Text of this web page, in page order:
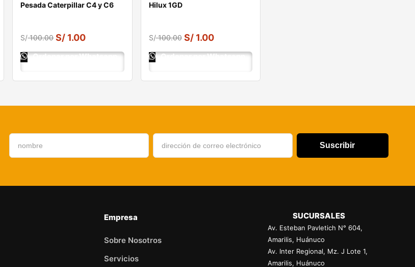
Pesada Caterpillar C4 y C6
S/100.00 S/ 1.00
Ordenar por Whatsapp
Hilux 1GD
S/100.00 S/1.00
Ordenar por Whatsapp
Suscribir
Empresa
Sobre Nosotros
Servicios
SUCURSALES
Av. Esteban Pavletich N° 604,
Amarilis, Huánuco
Av. Inter Regional, Mz. J Lote 1,
Amarilis, Huánuco